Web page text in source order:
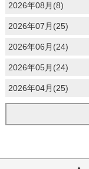
2026年08月(8)
2026年07月(25)
2026年06月(24)
2026年05月(24)
2026年04月(25)